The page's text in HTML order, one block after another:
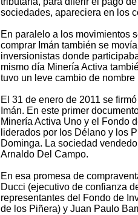
sociedades, apareciera en los
En paralelo a los movimientos
comprar Imán también se
inversionistas donde
mismo día Minería Activa
tuvo un leve cambio de
El 31 de enero de 2011 se
Imán. En este primer
Minería Activa Uno y el Fondo
liderados por los Délano y los
Dominga. La sociedad
Arnaldo Del Campo.
En esa promesa de
Ducci (ejecutivo de confianza
representantes del Fondo de
de los Piñera) y Juan Paulo